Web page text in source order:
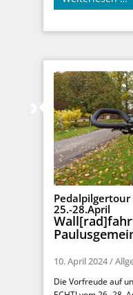
Pedalpilgertour
25.-28.April
10. April 2024/
Die Vorfreude auf